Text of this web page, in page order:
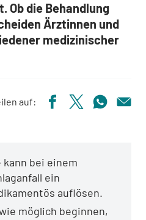
Ob die Behandlung
Ärztinnen und
medizinischer
auf:
kann bei einem
ein
auflösen.
möglich beginnen,